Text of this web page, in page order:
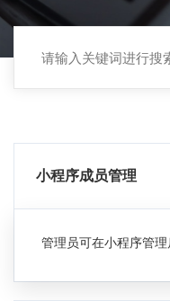
小程序成员管理
管理员可在小程序管